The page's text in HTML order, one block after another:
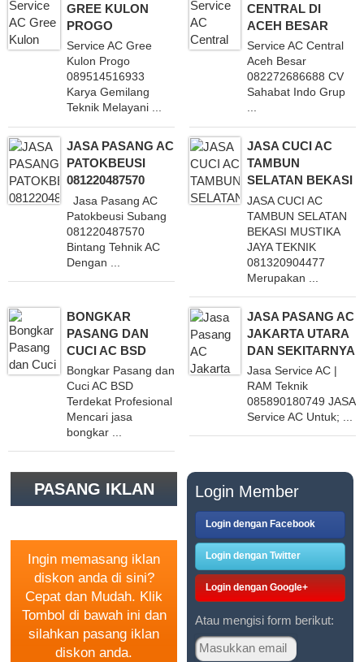
GREE KULON
PROGO
Service AC Gree
Kulon Progo
089514516933
Karya Gemilang
Teknik Melayani ...
CENTRAL DI
ACEH BESAR
Service AC Central
Aceh Besar
082272686688 CV
Sahabat Indo Grup
...
JASA PASANG AC
PATOKBEUSI
081220487570
Jasa Pasang AC
Patokbeusi Subang
081220487570
Bintang Tehnik AC
Dengan ...
JASA CUCI AC
TAMBUN
SELATAN BEKASI
JASA CUCI AC
TAMBUN SELATAN
BEKASI MUSTIKA
JAYA TEKNIK
081320904477
Merupakan ...
BONGKAR
PASANG DAN
CUCI AC BSD
Bongkar Pasang dan
Cuci AC BSD
Terdekat Profesional
Mencari jasa
bongkar ...
JASA PASANG AC
JAKARTA UTARA
DAN SEKITARNYA
Jasa Service AC |
RAM Teknik
085890180749 JASA
Service AC Untuk; ...
PASANG IKLAN
Ingin memasang iklan
diskon anda di sini?
Cepat dan Mudah. Klik
Tombol di bawah ini dan
silahkan pasang iklan
diskon anda.
Login Member
Login dengan Facebook
Login dengan Twitter
Login dengan Google+
Atau mengisi form berikut: